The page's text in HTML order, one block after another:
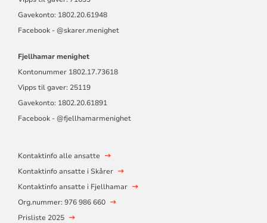
Gavekonto: 1802.20.61948
Facebook - @skarer.menighet
Fjellhamar menighet
Kontonummer 1802.17.73618
Vipps til gaver: 25119
Gavekonto: 1802.20.61891
Facebook -@fjellhamarmenighet
Kontaktinfo alle ansatte
Kontaktinfo ansatte i Skårer
Kontaktinfo ansatte i Fjellhamar
Org.nummer: 976 986 660
Prisliste 2025